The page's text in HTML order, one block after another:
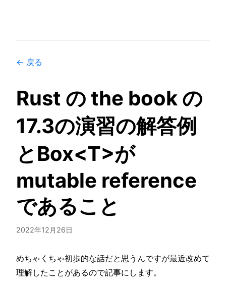
← 戻る
Rust の the book の
17.3の演習の解答例
とBox<T>が
mutable reference
であること
2022年12月26日
めちゃくちゃ初歩的な話だと思うんですが最近改めて
理解したことがあるので記事にします。